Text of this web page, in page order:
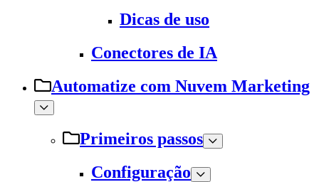
Dicas de uso
Conectores de IA
Automatize com Nuvem Marketing
Primeiros passos
Configuração